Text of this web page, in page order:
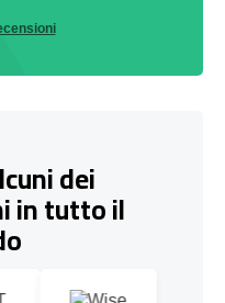
dei
in tutto il